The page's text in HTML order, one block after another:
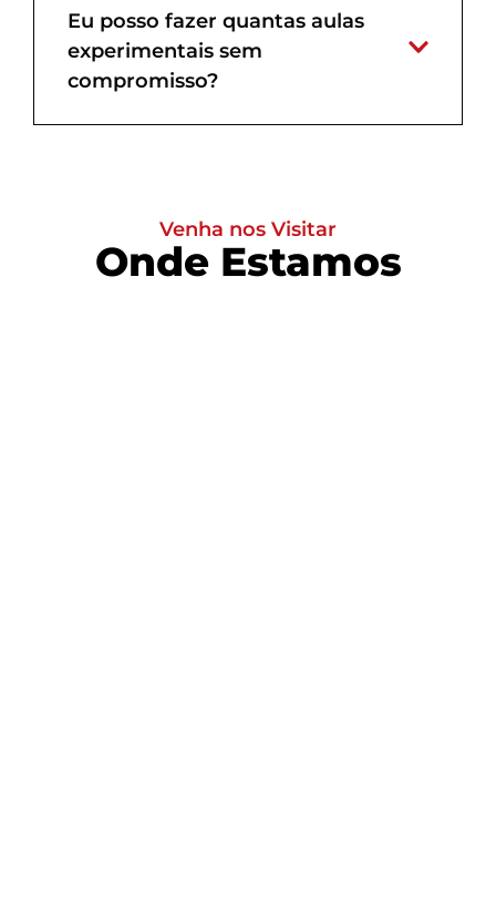
Eu posso fazer quantas aulas
experimentais sem
compromisso?
Venha nos Visitar
Onde Estamos